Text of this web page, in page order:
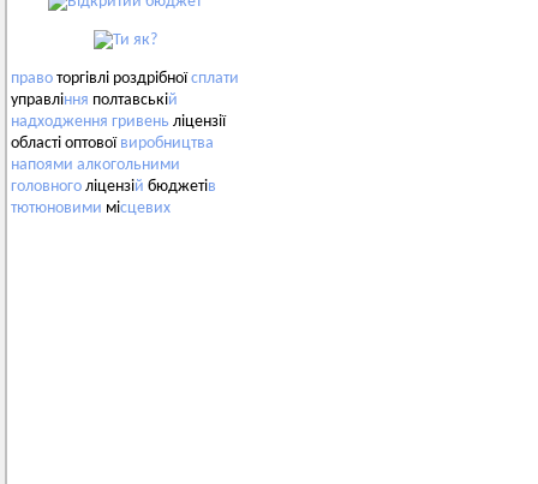
право торгівлі роздрібноїсплати
управління полтавській
надходження гривень ліцензії
області оптової виробництва
напоями алкогольними
головного ліцензій бюджетів
тютюновими місцевих